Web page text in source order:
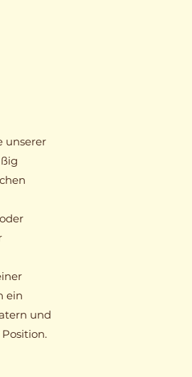
unserer
ein
und